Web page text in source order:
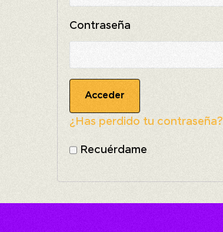
Contraseña
¿Has perdido tu contraseña?
Recuérdame